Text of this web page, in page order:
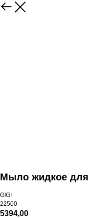
Мыло жидкое для
GIGI
22500
5394,00